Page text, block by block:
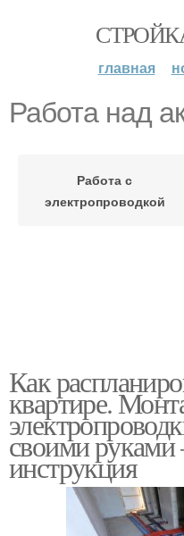
главная
Работа над
Работа с
электропроводкой
Как
квартире.
своими
инструкция